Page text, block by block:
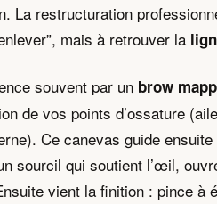
La restructuration
mais à retrouver la
souvent par un brow
de vos points d’ossature
Ce canevas guide ensuite
sourcil qui soutient l’œil,
vient la finition : pince à